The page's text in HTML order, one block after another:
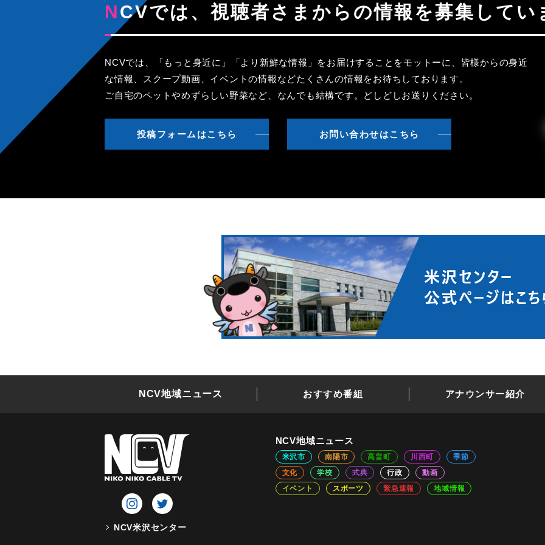
NCVでは、視聴者さまからの情報を募集してい
NCVでは、「もっと身近に」「より新鮮な情報」をお届けすることをモットーに、皆様からの身近
な情報、スクープ動画、イベントの情報などたくさんの情報をお待ちしております。
ご自宅のペットやめずらしい野菜など、なんでも結構です。どしどしお送りください。
投稿フォームはこちら お問い合わせはこちら
NCV地域ニュース おすすめ番組 アナウンサー紹介
NCV米沢センター
NCV地域ニュース
米沢市 南陽市 高畠町 川西町
季節
文化
学校 式典 行政
動画
イベント
スポーツ 緊急速報 地域情報